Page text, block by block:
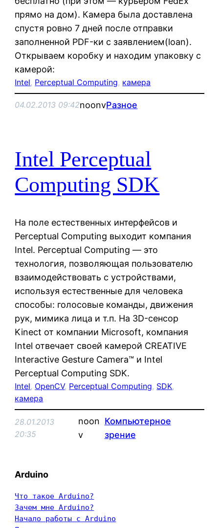
прямо на дом). Камера была доставлена
спустя ровно 7 дней после отправки
заполненной PDF-ки с заявлением(loan).
Открываем коробку и находим упаковку с
камерой:
Intel, Perceptual Computing, камера
04.02.2013 09:42noonvРазное
Intel Perceptual
Computing SDK
На поле естественных интерфейсов и
Perceptual Computing выходит компания
Intel. Perceptual Computing — это
технология, позволяющая пользователю
взаимодействовать с устройствами,
используя естественные для человека
способы: голосовые команды, движения
рук, мимика лица и т.п. На 3D-сенсор
Kinect от компании Microsoft, компания
Intel отвечает своей камерой CREATIVE
Interactive Gesture Camera™ и Intel
Perceptual Computing SDK.
Intel, OpenCV, Perceptual Computing, SDK
камера
28.01.2013
20:35
noon
v
Компьютерное
зрение
Arduino
Что такое Arduino?
Зачем мне Arduino?
Начало работы с Arduino